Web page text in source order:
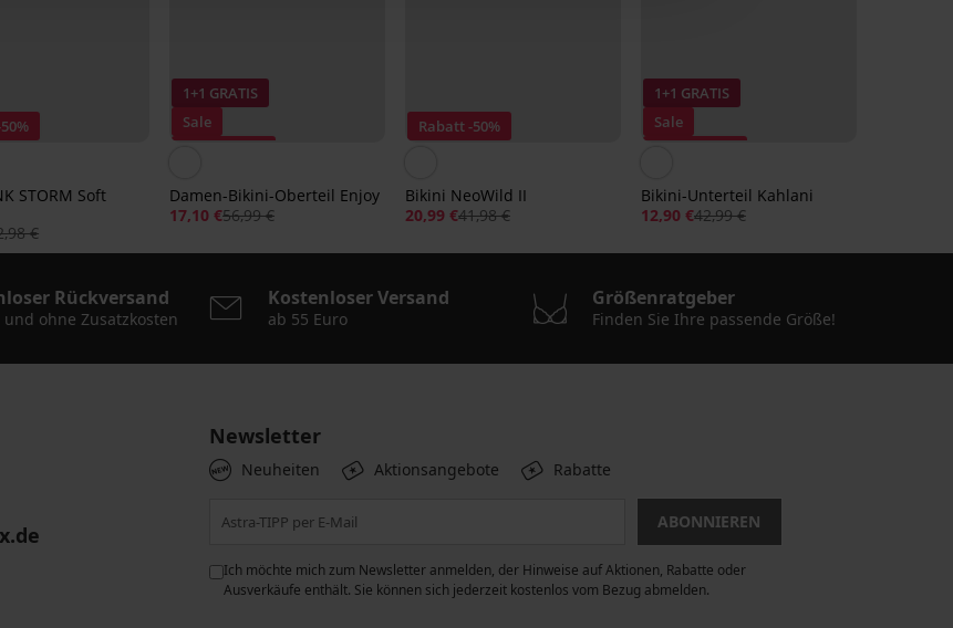
STORM Soft
€
1+1 GRATIS
Sale
Damen-Bikini-Oberteil Enjoy
17,10 €56,99 €
Rabatt -50%
Bikini NeoWild II
20,99 €41,98 €
1+1 GRATIS
Sale
Bikini-Unterteil Kahlani
12,90 €42,99 €
Rückversand
und ohne Zusatzkosten
Kostenloser Versand
ab 55 Euro
Größenratgeber
Finden Sie Ihre passende Größe!
Newsletter
Neuheiten Aktionsangebote Rabatte
ABONNIEREN
Ich möchte mich zum Newsletter anmelden, der Hinweise auf Aktionen, Rabatte oder
Ausverkäufe enthält. Sie können sich jederzeit kostenlos vom Bezug abmelden.